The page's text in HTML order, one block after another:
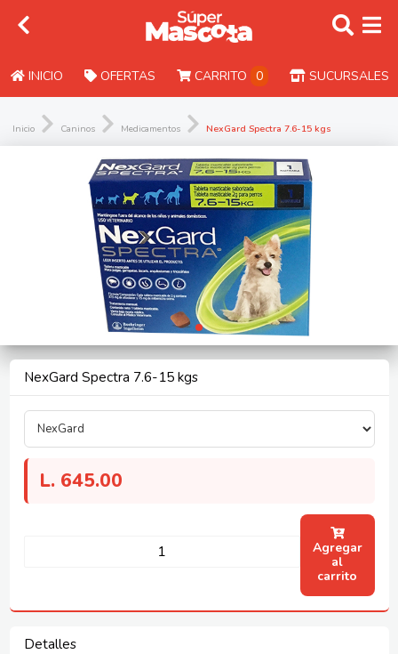
INICIO OFERTAS CARRITO 0 SUCURSALES
Inicio Caninos Medicamentos NexGard Spectra 7.6-15 kgs
NexGard Spectra 7.6-15 kgs
L. 645.00
Agregar
al
carrito
Detalles